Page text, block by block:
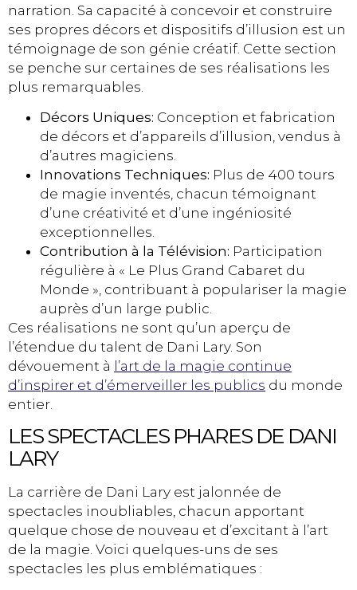
narration. Sa capacité à concevoir et construire
ses propres décors et dispositifs d’illusion est un
témoignage de son génie créatif. Cette section
se penche sur certaines de ses réalisations les
plus remarquables.
Décors Uniques: Conception et fabrication
de décors et d’appareils d’illusion, vendus à
d’autres magiciens.
Innovations Techniques: Plus de 400 tours
de magie inventés, chacun témoignant
d’une créativité et d’une ingéniosité
exceptionnelles.
Contribution à la Télévision: Participation
régulière à « Le Plus Grand Cabaret du
Monde », contribuant à populariser la magie
auprès d’un large public.
Ces réalisations ne sont qu’un aperçu de
l’étendue du talent de Dani Lary. Son
dévouement à l’art de la magie continue
d’inspirer et d’émerveiller les publics du monde
entier.
LES SPECTACLES PHARES DE DANI
LARY
La carrière de Dani Lary est jalonnée de
spectacles inoubliables, chacun apportant
quelque chose de nouveau et d’excitant à l’art
de la magie. Voici quelques-uns de ses
spectacles les plus emblématiques :